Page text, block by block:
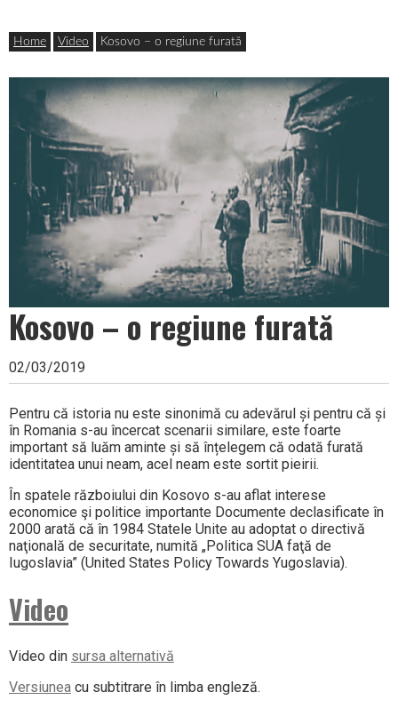
content
Ion Antonescu
in memoriam
Header
Widget
Area
Home Video Kosovo – o regiune furată
Kosovo – o regiune furată
02/03/2019
Pentru că istoria nu este sinonimă cu adevărul și pentru că și
în Romania s-au încercat scenarii similare, este foarte
important să luăm aminte și să înțelegem că odată furată
identitatea unui neam, acel neam este sortit pieirii.
În spatele războiului din Kosovo s-au aflat interese
economice şi politice importante Documente declasificate în
2000 arată că în 1984 Statele Unite au adoptat o directivă
naţională de securitate, numită „Politica SUA faţă de
Iugoslavia” (United States Policy Towards Yugoslavia).
Video
Video din sursa alternativă
Versiunea cu subtitrare în limba engleză.